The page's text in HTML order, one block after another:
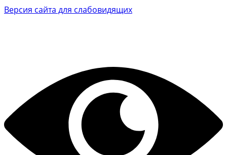
Версия сайта для слабовидящих